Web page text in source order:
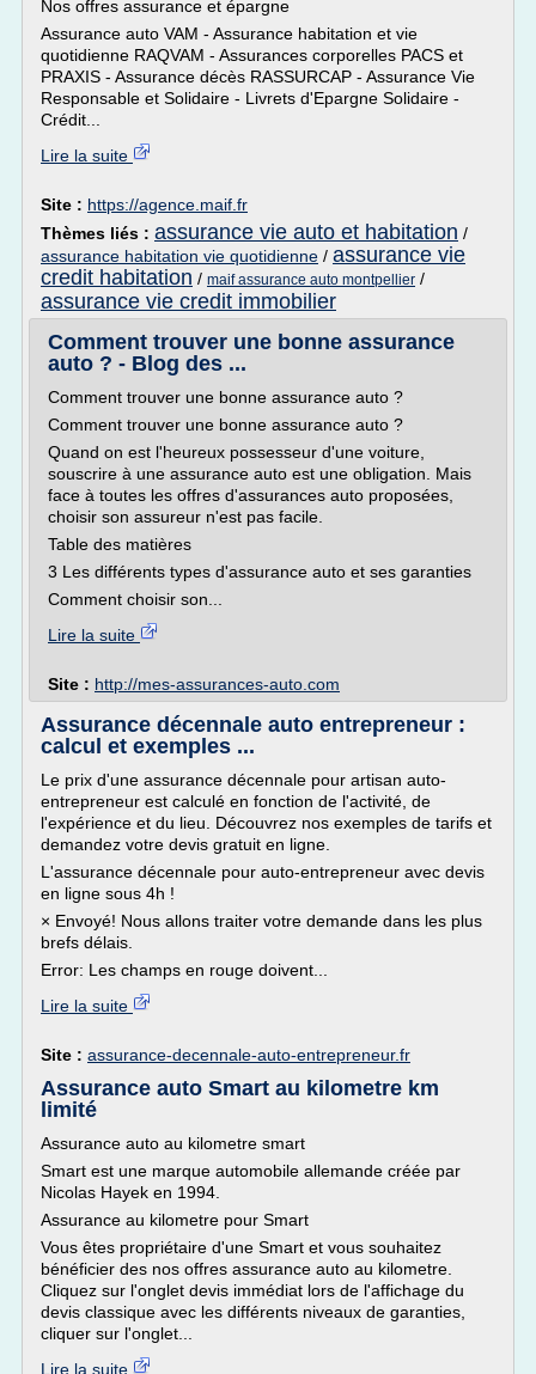
Nos offres assurance et épargne
Assurance auto VAM - Assurance habitation et vie
quotidienne RAQVAM - Assurances corporelles PACS et
PRAXIS - Assurance décès RASSURCAP - Assurance Vie
Responsable et Solidaire - Livrets d'Epargne Solidaire -
Crédit...
Lire la suite
Site : https://agence.maif.fr
Thèmes liés : assurance vie auto et habitation /
assurance habitation vie quotidienne / assurance vie
credit habitation / maif assurance auto montpellier /
assurance vie credit immobilier
Comment trouver une bonne assurance
auto ? - Blog des ...
Comment trouver une bonne assurance auto ?
Comment trouver une bonne assurance auto ?
Quand on est l'heureux possesseur d'une voiture,
souscrire à une assurance auto est une obligation. Mais
face à toutes les offres d'assurances auto proposées,
choisir son assureur n'est pas facile.
Table des matières
3 Les différents types d'assurance auto et ses garanties
Comment choisir son...
Lire la suite
Site : http://mes-assurances-auto.com
Assurance décennale auto entrepreneur :
calcul et exemples ...
Le prix d'une assurance décennale pour artisan auto-
entrepreneur est calculé en fonction de l'activité, de
l'expérience et du lieu. Découvrez nos exemples de tarifs et
demandez votre devis gratuit en ligne.
L'assurance décennale pour auto-entrepreneur avec devis
en ligne sous 4h !
× Envoyé! Nous allons traiter votre demande dans les plus
brefs délais.
Error: Les champs en rouge doivent...
Lire la suite
Site : assurance-decennale-auto-entrepreneur.fr
Assurance auto Smart au kilometre km
limité
Assurance auto au kilometre smart
Smart est une marque automobile allemande créée par
Nicolas Hayek en 1994.
Assurance au kilometre pour Smart
Vous êtes propriétaire d'une Smart et vous souhaitez
bénéficier des nos offres assurance auto au kilometre.
Cliquez sur l'onglet devis immédiat lors de l'affichage du
devis classique avec les différents niveaux de garanties,
cliquer sur l'onglet...
Lire la suite